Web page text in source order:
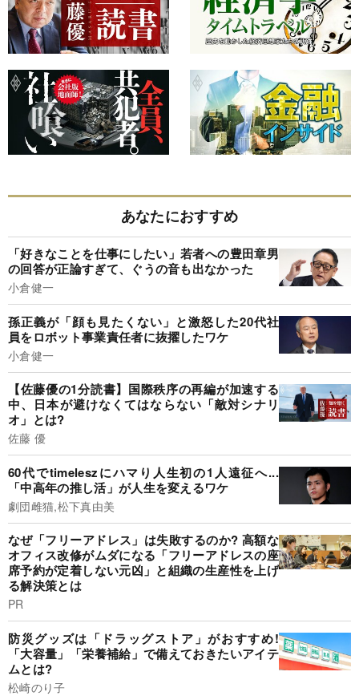
あなたにおすすめ
「好きなことを仕事にしたい」若者への豊田章男
の回答が正論すぎて、ぐうの音も出なかった
小倉健一
孫正義が「顔も見たくない」と激怒した20代社
員をロボット事業責任者に抜擢したワケ
小倉健一
【佐藤優の1分読書】国際秩序の再編が加速する
中、日本が避けなくてはならない「敵対シナリ
オ」とは?
佐藤 優
60代でtimeleszにハマり人生初の1人遠征へ...
「中高年の推し活」が人生を変えるワケ
劇団雌猫,松下真由美
なぜ「フリーアドレス」は失敗するのか? 高額な
オフィス改修がムダになる「フリーアドレスの座
席予約が定着しない元凶」と組織の生産性を上げ
る解決策とは
PR
防災グッズは「ドラッグストア」がおすすめ!
「大容量」「栄養補給」で備えておきたいアイテ
ムとは?
松崎のり子